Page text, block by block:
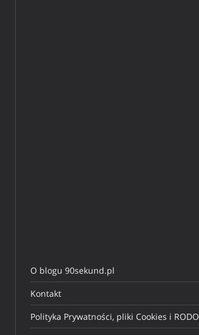
O blogu 90sekund.pl
Kontakt
Polityka Prywatności, pliki Cookies i RODO